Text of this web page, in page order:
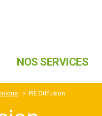
NOS SERVICES
> PIE Diffusion